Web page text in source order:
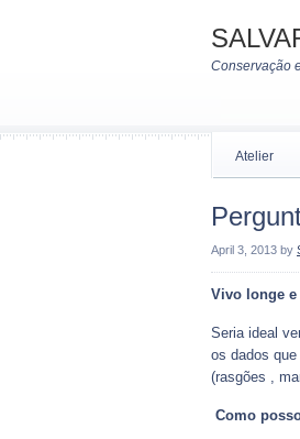
Conservação
Atelier
April 3, 2013 by
Vivo longe
Seria ideal
os dados
(rasgões ,
Como